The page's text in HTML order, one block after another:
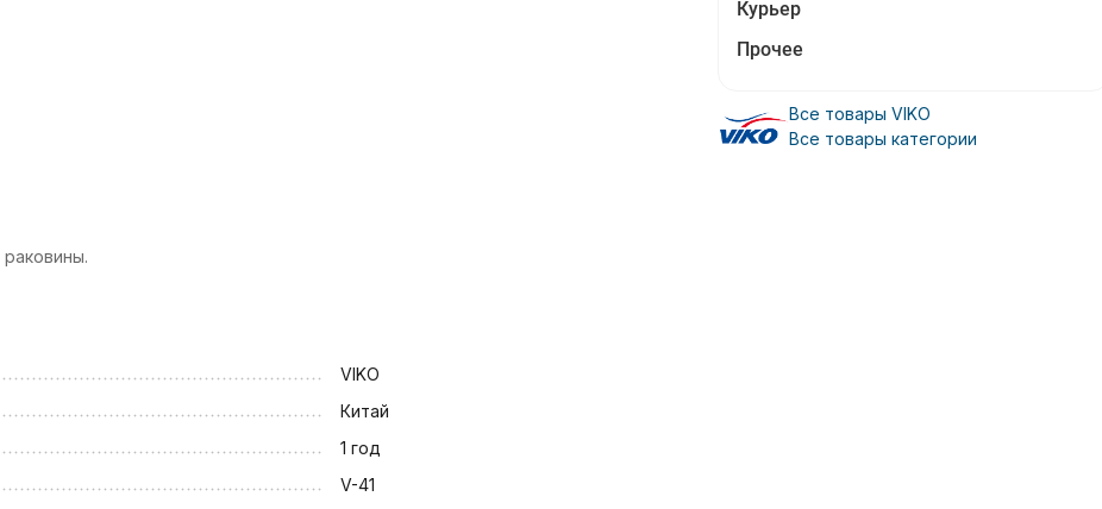
Курьер
Прочее
Все товары VIKO
Все товары категории
VIKO
Китай
1 год
V-41